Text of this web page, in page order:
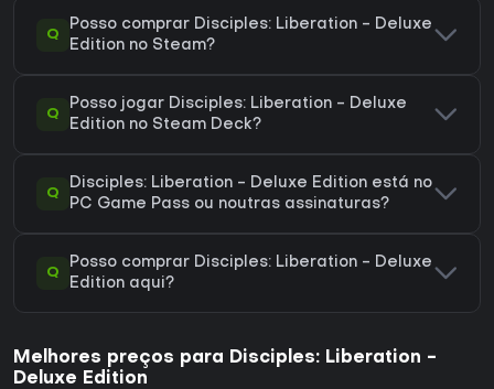
Q
Posso comprar Disciples: Liberation - Deluxe
Edition no Steam?
Q
Posso jogar Disciples: Liberation - Deluxe
Edition no Steam Deck?
Q
Disciples: Liberation - Deluxe Edition está no
PC Game Pass ou noutras assinaturas?
Q
Posso comprar Disciples: Liberation - Deluxe
Edition aqui?
Melhores preços para Disciples: Liberation -
Deluxe Edition